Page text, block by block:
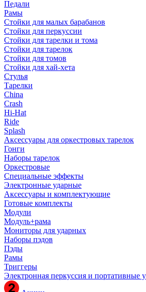
Педали
Рамы
Стойки для малых барабанов
Стойки для перкуссии
Стойки для тарелки и тома
Стойки для тарелок
Стойки для томов
Стойки для хай-хета
Стулья
Тарелки
China
Crash
Hi-Hat
Ride
Splash
Аксессуары для оркестровых тарелок
Гонги
Наборы тарелок
Оркестровые
Специальные эффекты
Электронные ударные
Аксессуары и комплектующие
Готовые комплекты
Модули
Модуль+рама
Мониторы для ударных
Наборы пэдов
Пэды
Рамы
Триггеры
Электронная перкуссия и портативные